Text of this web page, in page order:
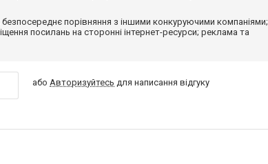
порівняння з іншими конкуруючими компаніями;
посилань на сторонні інтернет-ресурси; реклама та
або Авторизуйтесь для написання відгуку